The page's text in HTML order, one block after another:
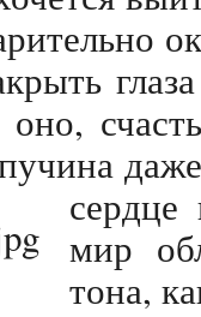
оно,
сердце
мир
тона,